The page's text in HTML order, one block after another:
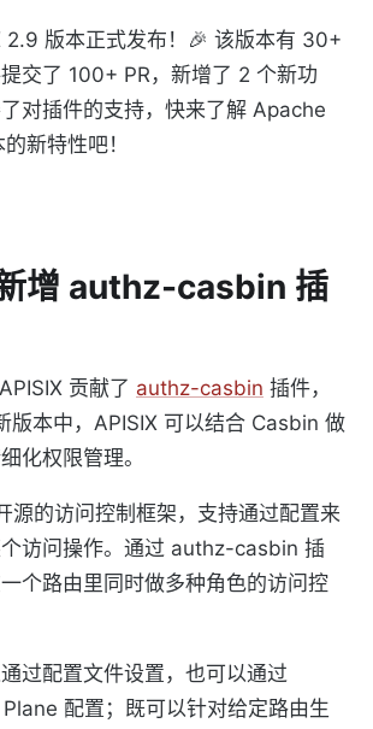
2.9 版本正式发布！🎉 该版本有 30+
交了 100+ PR，新增了 2 个新功
对插件的支持，快来了解 Apache
新特性吧！
增 authz-casbin 插
贡献了 authz-casbin 插件，
版本中，APISIX 可以结合 Casbin 做
化权限管理。
源的访问控制框架，支持通过配置来
访问操作。通过 authz-casbin 插
个路由里同时做多种角色的访问控
过配置文件设置，也可以通过
配置；既可以针对给定路由生